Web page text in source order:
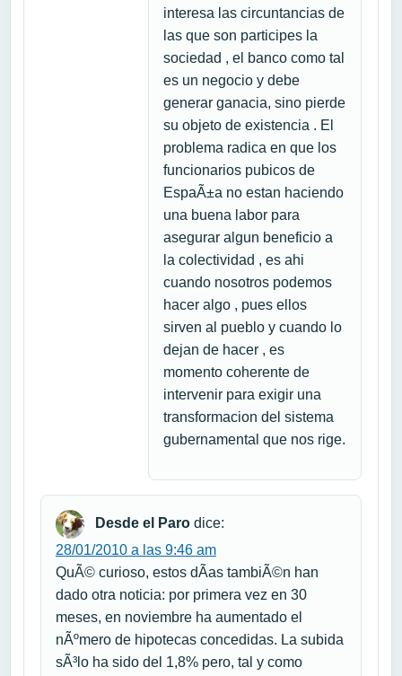
interesa las circuntancias de
las que son participes la
sociedad , el banco como tal
es un negocio y debe
generar ganacia, sino pierde
su objeto de existencia . El
problema radica en que los
funcionarios pubicos de
EspaÃ±a no estan haciendo
una buena labor para
asegurar algun beneficio a
la colectividad , es ahi
cuando nosotros podemos
hacer algo , pues ellos
sirven al pueblo y cuando lo
dejan de hacer , es
momento coherente de
intervenir para exigir una
transformacion del sistema
gubernamental que nos rige.
Desde el Paro dice:
28/01/2010 a las 9:46 am
QuÃ© curioso, estos dÃ­as tambiÃ©n han
dado otra noticia: por primera vez en 30
meses, en noviembre ha aumentado el
nÃºmero de hipotecas concedidas. La subida
sÃ³lo ha sido del 1,8% pero, tal y como